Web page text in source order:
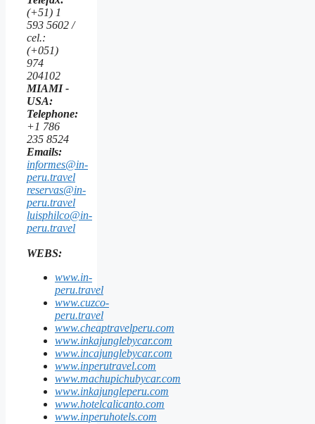
(+51) 1
593 5602 /
cel.:
(+051)
974
204102
MIAMI -
USA:
Telephone:
+1 786
235 8524
Emails:
informes@in-
peru.travel
reservas@in-
peru.travel
luisphilco@in-
peru.travel
WEBS:
www.in-
peru.travel
www.cuzco-
peru.travel
www.cheaptravelperu.com
www.inkajunglebycar.com
www.incajunglebycar.com
www.inperutravel.com
www.machupichubycar.com
www.inkajungleperu.com
www.hotelcalicanto.com
www.inperuhotels.com